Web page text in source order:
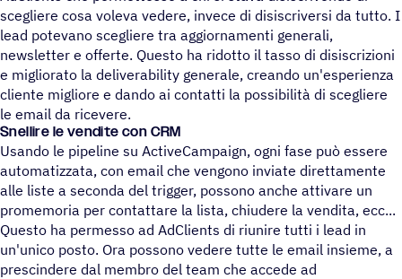
scegliere cosa voleva vedere, invece di disiscriversi da tutto. I
lead potevano scegliere tra aggiornamenti generali,
newsletter e offerte. Questo ha ridotto il tasso di disiscrizioni
e migliorato la deliverability generale, creando un'esperienza
cliente migliore e dando ai contatti la possibilità di scegliere
le email da ricevere.
Snellire le vendite con CRM
Usando le pipeline su ActiveCampaign, ogni fase può essere
automatizzata, con email che vengono inviate direttamente
alle liste a seconda del trigger, possono anche attivare un
promemoria per contattare la lista, chiudere la vendita, ecc...
Questo ha permesso ad AdClients di riunire tutti i lead in
un'unico posto. Ora possono vedere tutte le email insieme, a
prescindere dal membro del team che accede ad